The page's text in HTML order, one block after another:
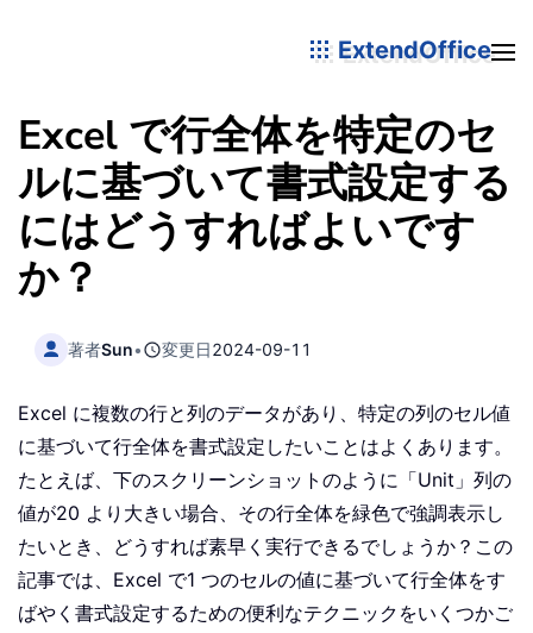
ExtendOffice
Excel で行全体を特定のセ
ルに基づいて書式設定する
にはどうすればよいです
か？
著者Sun• 変更日2024-09-11
Excel に複数の行と列のデータがあり、特定の列のセル値
に基づいて行全体を書式設定したいことはよくあります。
たとえば、下のスクリーンショットのように「Unit」列の
値が20 より大きい場合、その行全体を緑色で強調表示し
たいとき、どうすれば素早く実行できるでしょうか？この
記事では、Excel で1 つのセルの値に基づいて行全体をす
ばやく書式設定するための便利なテクニックをいくつかご